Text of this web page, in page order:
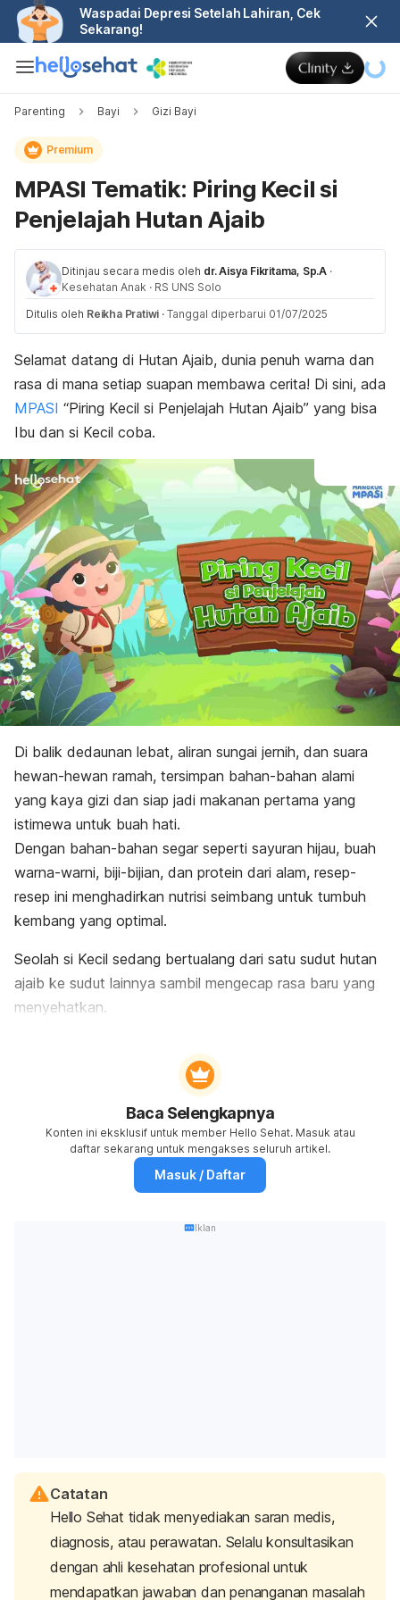
Waspadai Depresi Setelah Lahiran, Cek
Sekarang!
Parenting Bayi Gizi Bayi
Premium
MPASI Tematik: Piring Kecil si
Penjelajah Hutan Ajaib
Ditinjau secara medis oleh dr. Aisya Fikritama, Sp.A ·
Kesehatan Anak · RS UNS Solo
Ditulis oleh Reikha Pratiwi · Tanggal diperbarui 01/07/2025
Selamat datang di Hutan Ajaib, dunia penuh warna dan
rasa di mana setiap suapan membawa cerita! Di sini, ada
MPASI “Piring Kecil si Penjelajah Hutan Ajaib” yang bisa
Ibu dan si Kecil coba.
Di balik dedaunan lebat, aliran sungai jernih, dan suara
hewan-hewan ramah, tersimpan bahan-bahan alami
yang kaya gizi dan siap jadi makanan pertama yang
istimewa untuk buah hati.
Dengan bahan-bahan segar seperti sayuran hijau, buah
warna-warni, biji-bijian, dan protein dari alam, resep-
resep ini menghadirkan nutrisi seimbang untuk tumbuh
kembang yang optimal.
Seolah si Kecil sedang bertualang dari satu sudut hutan
ajaib ke sudut lainnya sambil mengecap rasa baru yang
menyehatkan.
Baca Selengkapnya
Konten ini eksklusif untuk member Hello Sehat. Masuk atau
daftar sekarang untuk mengakses seluruh artikel.
Masuk / Daftar
Iklan
Ragam resep piring kecil si penjelajah
hutan ajaib
menu MPASIsi Kecil semakin beragam, menu dari
hutan ajaib bisa menjadi pilihan yang bukan hanya lezat,
tetapi juga bergizi dan penuh nutrisi.
Catatan
Hello Sehat tidak menyediakan saran medis,
diagnosis, atau perawatan. Selalu konsultasikan
dengan ahli kesehatan profesional untuk
mendapatkan jawaban dan penanganan masalah